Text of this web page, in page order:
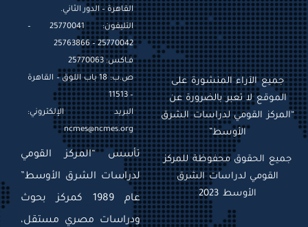
القاهرة – الدور الثاني.
التليفون: 25770041 –
25770042 – 25763866
فـاكس: 25770063
ص.ب: 18 باب اللوق – القاهرة
– 11513
البريد الإلكتروني:
ncmes@ncmes.org
تأسس “المركز القومي
لدراسات الشرق الأوسط”
عام 1989 كمركز بحوث
ودراسات مصري مستقل،
جميع الآراء المنشورة على
الموقع لا تعبر بالضرورة عن
“المركز القومي لدراسات الشرق
الأوسط”
جميع الحقوق محفوظة للمركز
القومي لدراسات الشرق
الأوسط 2023